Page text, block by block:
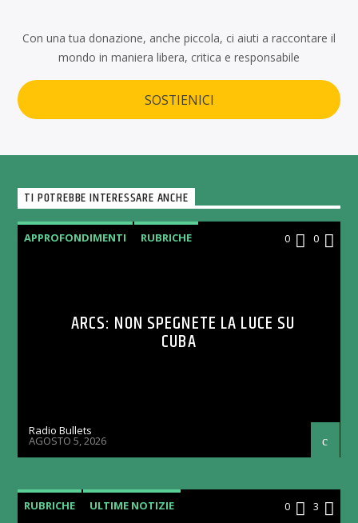
Con una tua donazione, anche piccola, ci aiuti a raccontare il
mondo in maniera libera, critica e responsabile
SOSTIENICI
TI POTREBBE INTERESSARE ANCHE
APPROFONDIMENTI RUBRICHE 0 0
ARCS: NON SPEGNETE LA LUCE SU
CUBA
Radio Bullets
AGOSTO 5, 2026
RUBRICHE ULTIME NOTIZIE 0 3